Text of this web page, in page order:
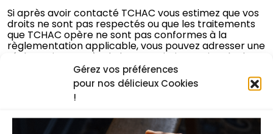
Gérez vos préférences
pour nos délicieux Cookies
!
Si après avoir contacté TCHAC vous estimez que vos
droits ne sont pas respectés ou que les traitements
que TCHAC opère ne sont pas conformes à la
règlementation applicable, vous pouvez adresser une
réclamation auprès de la Commission nationale de
l’informatique et des libertés (CNIL), 3 place de
Fontenoy TSA 80715 75334 Paris cedex 07, Tél. +33 1
TCHAC met en œuvre les mesures techniques et